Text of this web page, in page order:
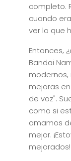
completo.
cuando
ver lo que
Entonces,
Bandai
modernos,
mejoras
de voz".
como si
amamos
mejor.
mejorados!